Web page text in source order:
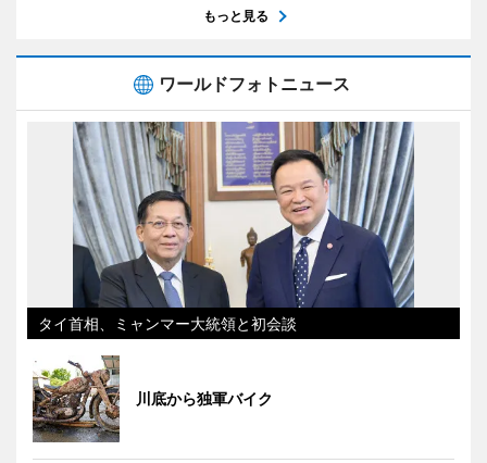
もっと見る
ワールドフォトニュース
タイ首相、ミャンマー大統領と初会談
川底から独軍バイク